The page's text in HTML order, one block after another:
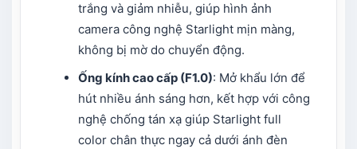
trắng và giảm nhiễu, giúp hình ảnh
camera công nghệ Starlight mịn màng,
không bị mờ do chuyển động.
Ống kính cao cấp (F1.0): Mở khẩu lớn để
hút nhiều ánh sáng hơn, kết hợp với công
nghệ chống tán xạ giúp Starlight full
color chân thực ngay cả dưới ánh đèn